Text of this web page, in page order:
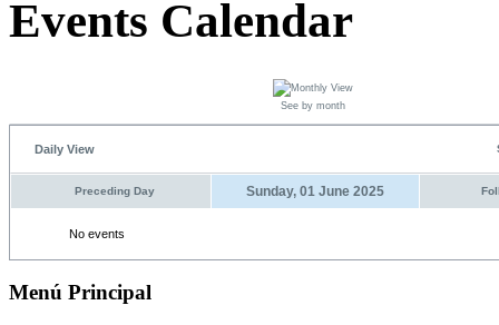
Events Calendar
See by month
Daily View
Preceding Day Sunday, 01 June 2025
No events
Menú Principal